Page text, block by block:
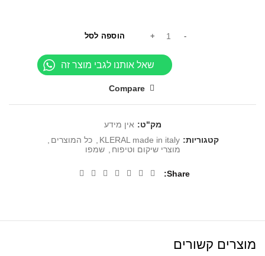
הוספה לסל
שאל אותנו לגבי מוצר זה
Compare
מק"ט: אין מידע
קטגוריות: KLERAL made in italy
, כל המוצרים ,
מוצרי שיקום וטיפוח , שמפו
Share
מוצרים קשורים